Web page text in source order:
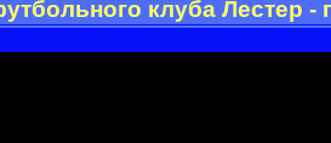
клуба Лестер